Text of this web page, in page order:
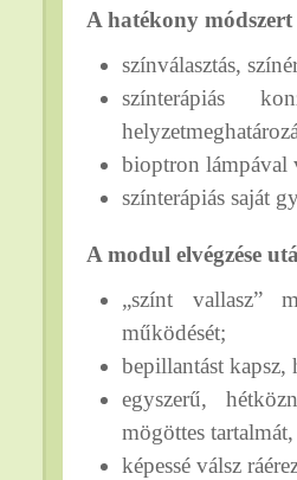
A hatékony
színválasztás,
színterápiás
bioptron lámpával
színterápiás saját
A modul elvégzése
„színt vallasz”
működését;
bepillantást kapsz,
egyszerű,
mögöttes
képessé válsz